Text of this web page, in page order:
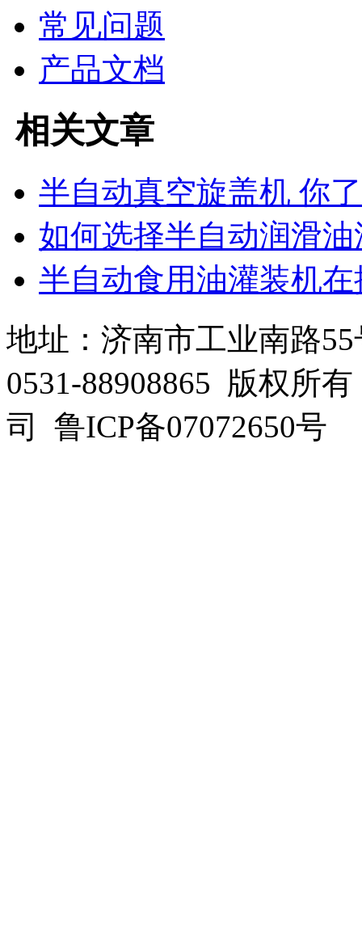
常见问题
产品文档
相关文章
半自动真空旋盖机 你
如何选择半自动润滑油
半自动食用油灌装机在
地址：济南市工业南路
0531-88908865 版权所
司 鲁ICP备07072650号